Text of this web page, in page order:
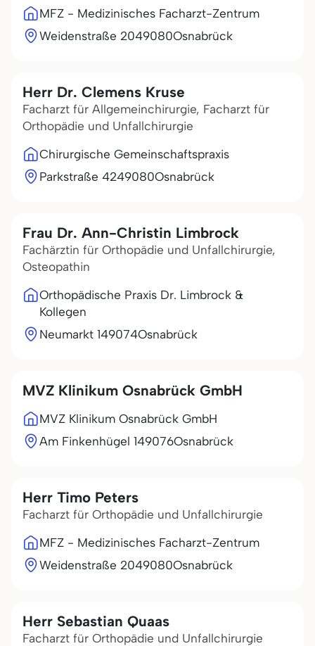
MFZ - Medizinisches Facharzt-Zentrum
Weidenstraße 2049080Osnabrück
Herr Dr. Clemens Kruse
Facharzt für Allgemeinchirurgie, Facharzt für
Orthopädie und Unfallchirurgie
Chirurgische Gemeinschaftspraxis
Parkstraße 4249080Osnabrück
Frau Dr. Ann-Christin Limbrock
Fachärztin für Orthopädie und Unfallchirurgie,
Osteopathin
Orthopädische Praxis Dr. Limbrock &
Kollegen
Neumarkt 149074Osnabrück
MVZ Klinikum Osnabrück GmbH
MVZ Klinikum Osnabrück GmbH
Am Finkenhügel 149076Osnabrück
Herr Timo Peters
Facharzt für Orthopädie und Unfallchirurgie
MFZ - Medizinisches Facharzt-Zentrum
Weidenstraße 2049080Osnabrück
Herr Sebastian Quaas
Facharzt für Orthopädie und Unfallchirurgie